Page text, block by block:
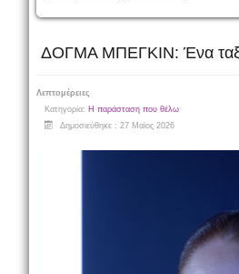
ΔΟΓΜΑ ΜΠΕΓΚΙΝ: Ένα
Λεπτομέρειες
Κατηγορία: Η παράσταση που θέλω
Δημοσιεύθηκε : 27 Μαϊος 2026